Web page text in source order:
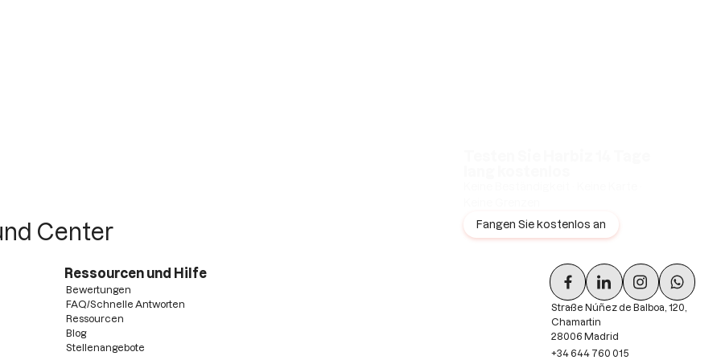
Center
Fangen Sie kostenlos an
Ressourcen und Hilfe
Bewertungen
FAQ/Schnelle Antworten
Ressourcen
Blog
Stellenangebote
Straße Núñez de Balboa, 120,
Chamartin
28006 Madrid
+34 644 760 015